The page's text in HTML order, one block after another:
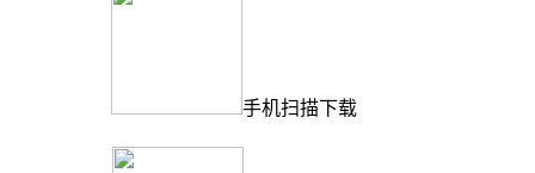
手机扫描下载